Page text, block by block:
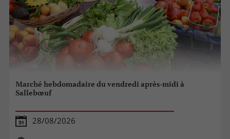
Marché hebdomadaire du vendredi après-midi à
Sallebœuf
28/08/2026